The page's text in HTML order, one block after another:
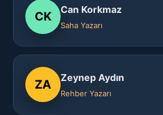
CK
Can Korkmaz
Saha Yazarı
ZA
Zeynep Aydın
Rehber Yazarı